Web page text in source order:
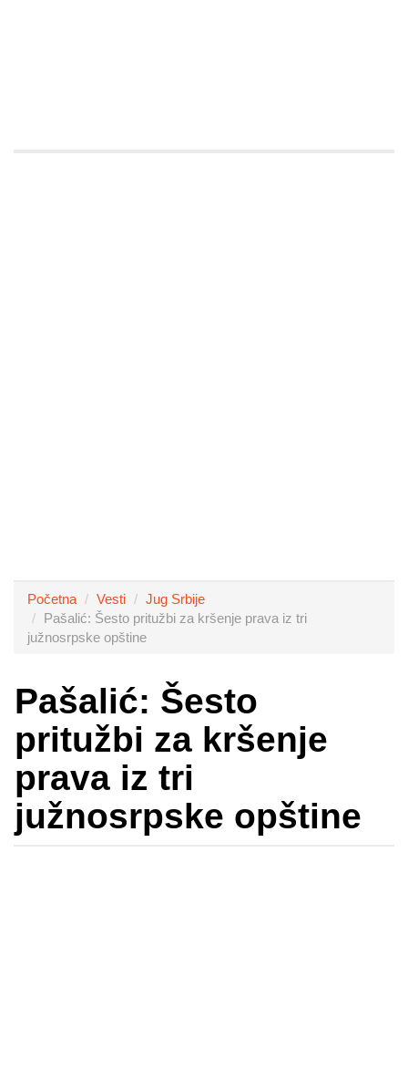
Početna Vesti
Jug Srbije
Pašalić: Šesto pritužbi za kršenje prava iz tri
južnosrpske opštine
Pašalić: Šesto
pritužbi za kršenje
prava iz tri
južnosrpske opštine